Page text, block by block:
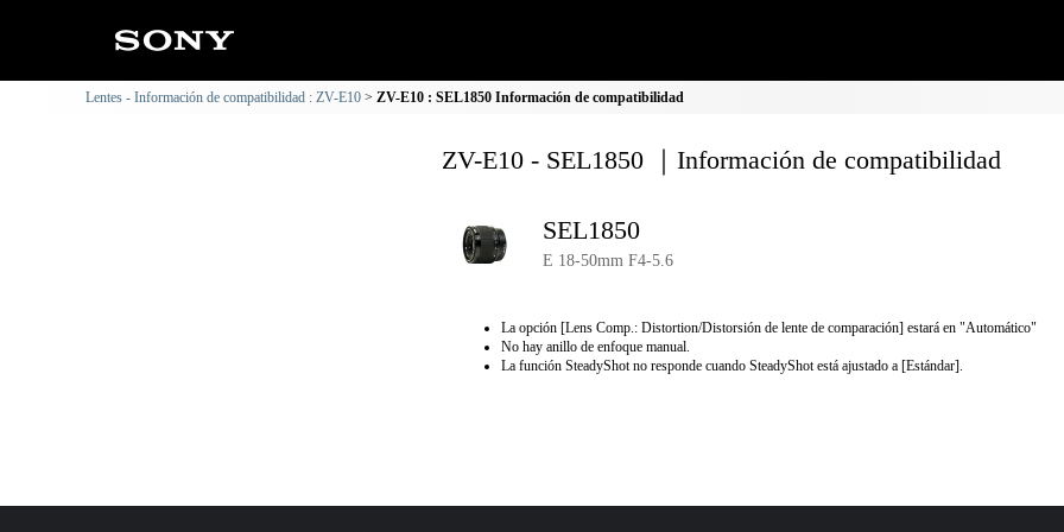
Lentes - Información de compatibilidad : ZV-E10 ZV-E10 : SEL1850 Información de compatibilidad
ZV-E10 - SEL1850 ｜Información de compatibilidad
SEL1850
E 18-50mm F4-5.6
La opción [Lens Comp.: Distortion/Distorsión de lente de comparación] estará en "Automático"
No hay anillo de enfoque manual.
La función SteadyShot no responde cuando SteadyShot está ajustado a [Estándar].